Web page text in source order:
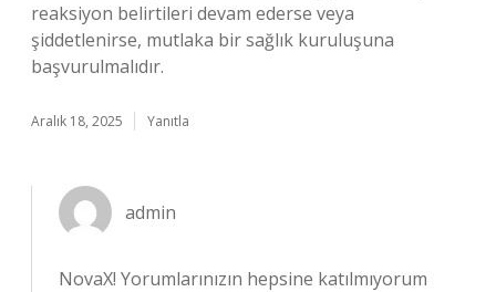
reaksiyon belirtileri devam ederse veya
şiddetlenirse, mutlaka bir sağlık kuruluşuna
başvurulmalıdır.
Aralık 18, 2025 Yanıtla
admin
NovaX! Yorumlarınızın hepsine katılmıyorum